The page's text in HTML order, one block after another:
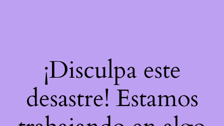
¡Disculpa este
desastre! Estamos